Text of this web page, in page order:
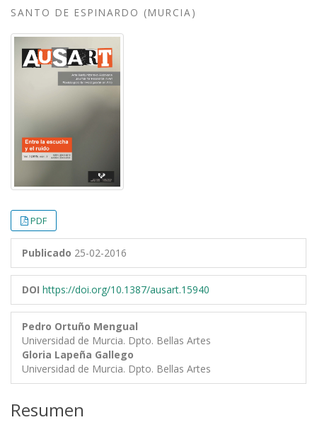
SANTO DE ESPINARDO (MURCIA)
PDF
Publicado 25-02-2016
DOI https://doi.org/10.1387/ausart.15940
Pedro Ortuño Mengual
Universidad de Murcia. Dpto. Bellas Artes
Gloria Lapeña Gallego
Universidad de Murcia. Dpto. Bellas Artes
Resumen